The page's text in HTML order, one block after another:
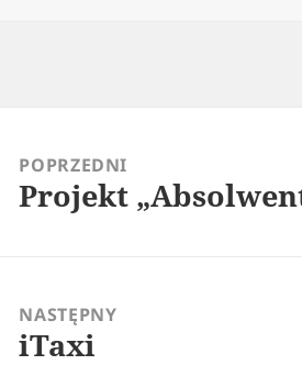
POPRZEDNI
Poprzedni
Projekt
NASTĘPNY
Następny
iTaxi